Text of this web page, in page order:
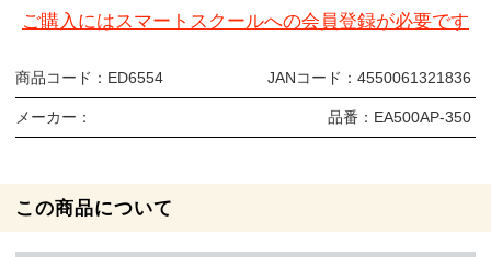
ご購入にはスマートスクールへの会員登録が必要です
商品コード： ED6554 JANコード： 4550061321836
メーカー： 品番： EA500AP-350
この商品について